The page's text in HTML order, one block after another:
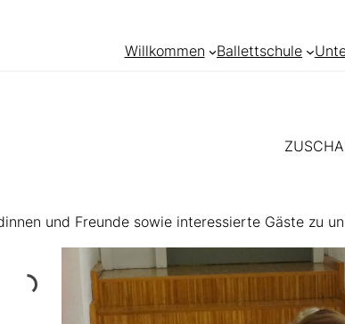
Willkommen Ballettschule
und Freunde sowie interessierte Gäste zu